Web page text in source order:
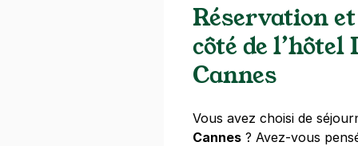
Réservation
côté de
Cannes
Vous avez choisi de
Cannes ? Avez-vous